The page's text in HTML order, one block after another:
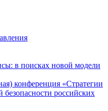
в поисках новой модели
конференция «Стратегии
безопасности российских